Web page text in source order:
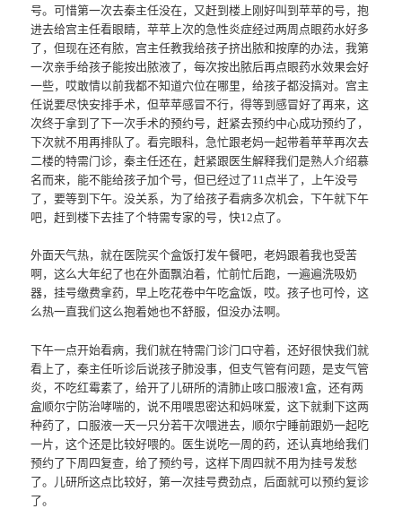
号。可惜第一次去秦主任没在，又赶到楼上刚好叫到苹苹的号，抱
进去给宫主任看眼睛，苹苹上次的急性炎症经过两周点眼药水好多
了，但现在还有脓，宫主任教我给孩子挤出脓和按摩的办法，我第
一次亲手给孩子能按出脓液了，每次按出脓后再点眼药水效果会好
一些，哎敢情以前我都不知道穴位在哪里，给孩子都没搞对。宫主
任说要尽快安排手术，但苹苹感冒不行，得等到感冒好了再来，这
次终于拿到了下一次手术的预约号，赶紧去预约中心成功预约了，
下次就不用再排队了。看完眼科，急忙跟老妈一起带着苹苹再次去
二楼的特需门诊，秦主任还在，赶紧跟医生解释我们是熟人介绍慕
名而来，能不能给孩子加个号，但已经过了11点半了，上午没号
了，要等到下午。没关系，为了给孩子看病多次机会，下午就下午
吧，赶到楼下去挂了个特需专家的号，快12点了。
外面天气热，就在医院买个盒饭打发午餐吧，老妈跟着我也受苦
啊，这么大年纪了也在外面飘泊着，忙前忙后跑，一遍遍洗吸奶
器，挂号缴费拿药，早上吃花卷中午吃盒饭，哎。孩子也可怜，这
么热一直我们这么抱着她也不舒服，但没办法啊。
下午一点开始看病，我们就在特需门诊门口守着，还好很快我们就
看上了，秦主任听诊后说孩子肺没事，但支气管有问题，是支气管
炎，不吃红霉素了，给开了儿研所的清肺止咳口服液1盒，还有两
盒顺尔宁防治哮喘的，说不用喂思密达和妈咪爱，这下就剩下这两
种药了，口服液一天一只分若干次喂进去，顺尔宁睡前跟奶一起吃
一片，这个还是比较好喂的。医生说吃一周的药，还认真地给我们
预约了下周四复查，给了预约号，这样下周四就不用为挂号发愁
了。儿研所这点比较好，第一次挂号费劲点，后面就可以预约复诊
了。